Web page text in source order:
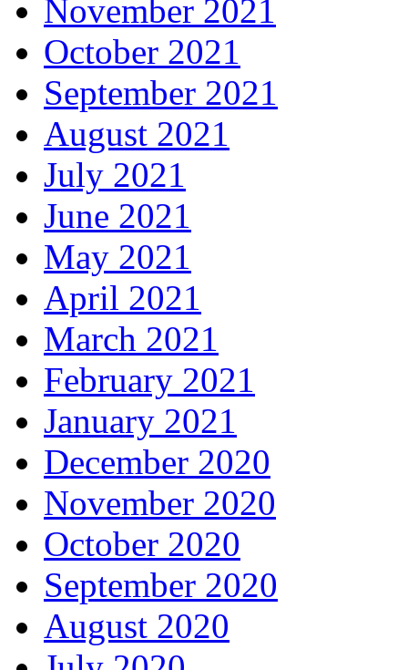
November 2021
October 2021
September 2021
August 2021
July 2021
June 2021
May 2021
April 2021
March 2021
February 2021
January 2021
December 2020
November 2020
October 2020
September 2020
August 2020